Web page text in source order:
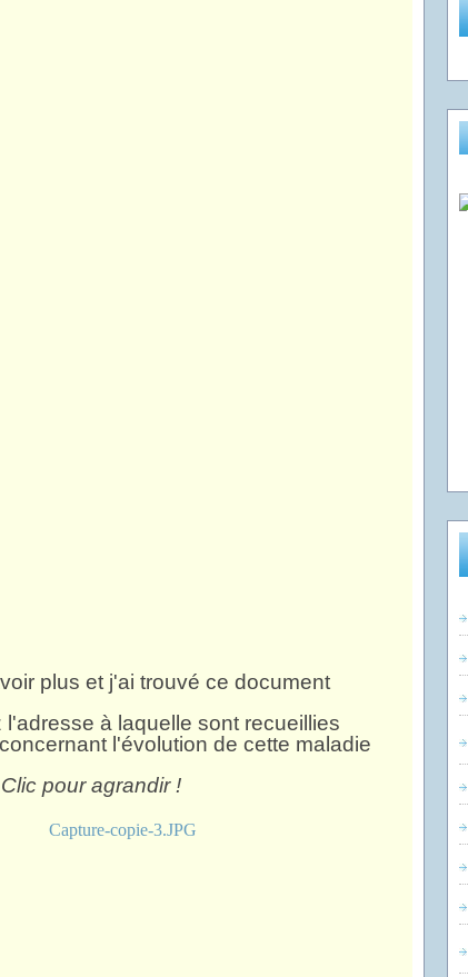
plus et j'ai trouvé ce document
l'adresse à laquelle sont recueillies
l'évolution de cette maladie
Clic pour agrandir !